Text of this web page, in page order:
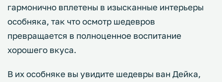
гармонично вплетены в изысканные интерьеры
особняка, так что осмотр шедевров
превращается в полноценное воспитание
хорошего вкуса.
В их особняке вы увидите шедевры ван Дейка,